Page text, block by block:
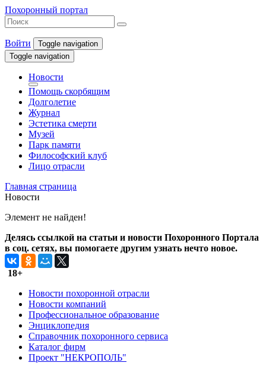
Похоронный портал
Войти
Toggle navigation
Toggle navigation
Новости
Помощь скорбящим
Долголетие
Журнал
Эстетика смерти
Музей
Парк памяти
Философский клуб
Лицо отрасли
Главная страница
Новости
Элемент не найден!
Делясь ссылкой на статьи и новости Похоронного Портала
в соц. сетях, вы помогаете другим узнать нечто новое.
18+
Новости похоронной отрасли
Новости компаний
Профессиональное образование
Энциклопедия
Справочник похоронного сервиса
Каталог фирм
Проект "НЕКРОПОЛЬ"